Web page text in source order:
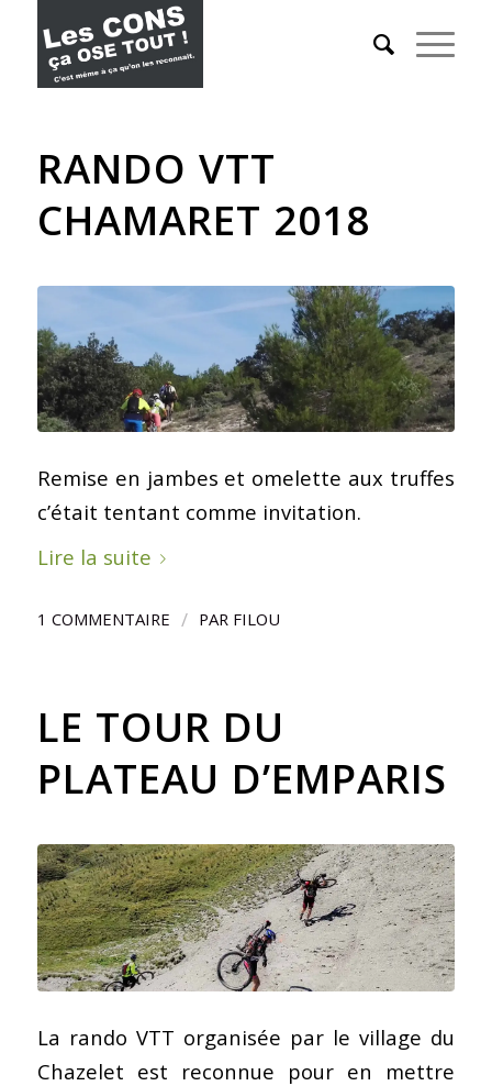
RANDO VTT
CHAMARET 2018
Remise en jambes et omelette aux truffes
c’était tentant comme invitation.
Lire la suite
1 COMMENTAIRE / PAR FILOU
LE TOUR DU
PLATEAU D’EMPARIS
La rando VTT organisée par le village du
Chazelet est reconnue pour en mettre